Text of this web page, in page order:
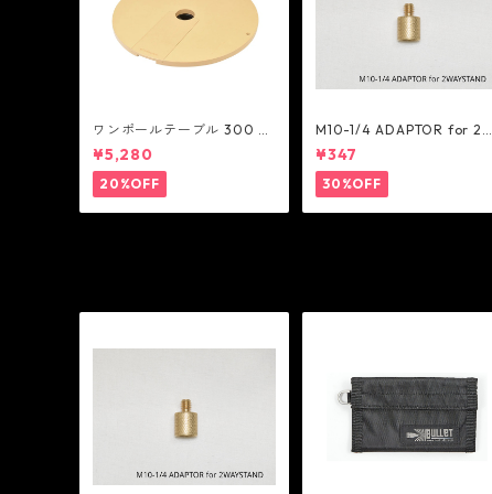
ワンポールテーブル 300 -
belmont
¥5,280
20%OFF
M10-1/4 ADAPTOR for 2W
AY STAND - 5050WORKSH
OP
¥347
30%OFF